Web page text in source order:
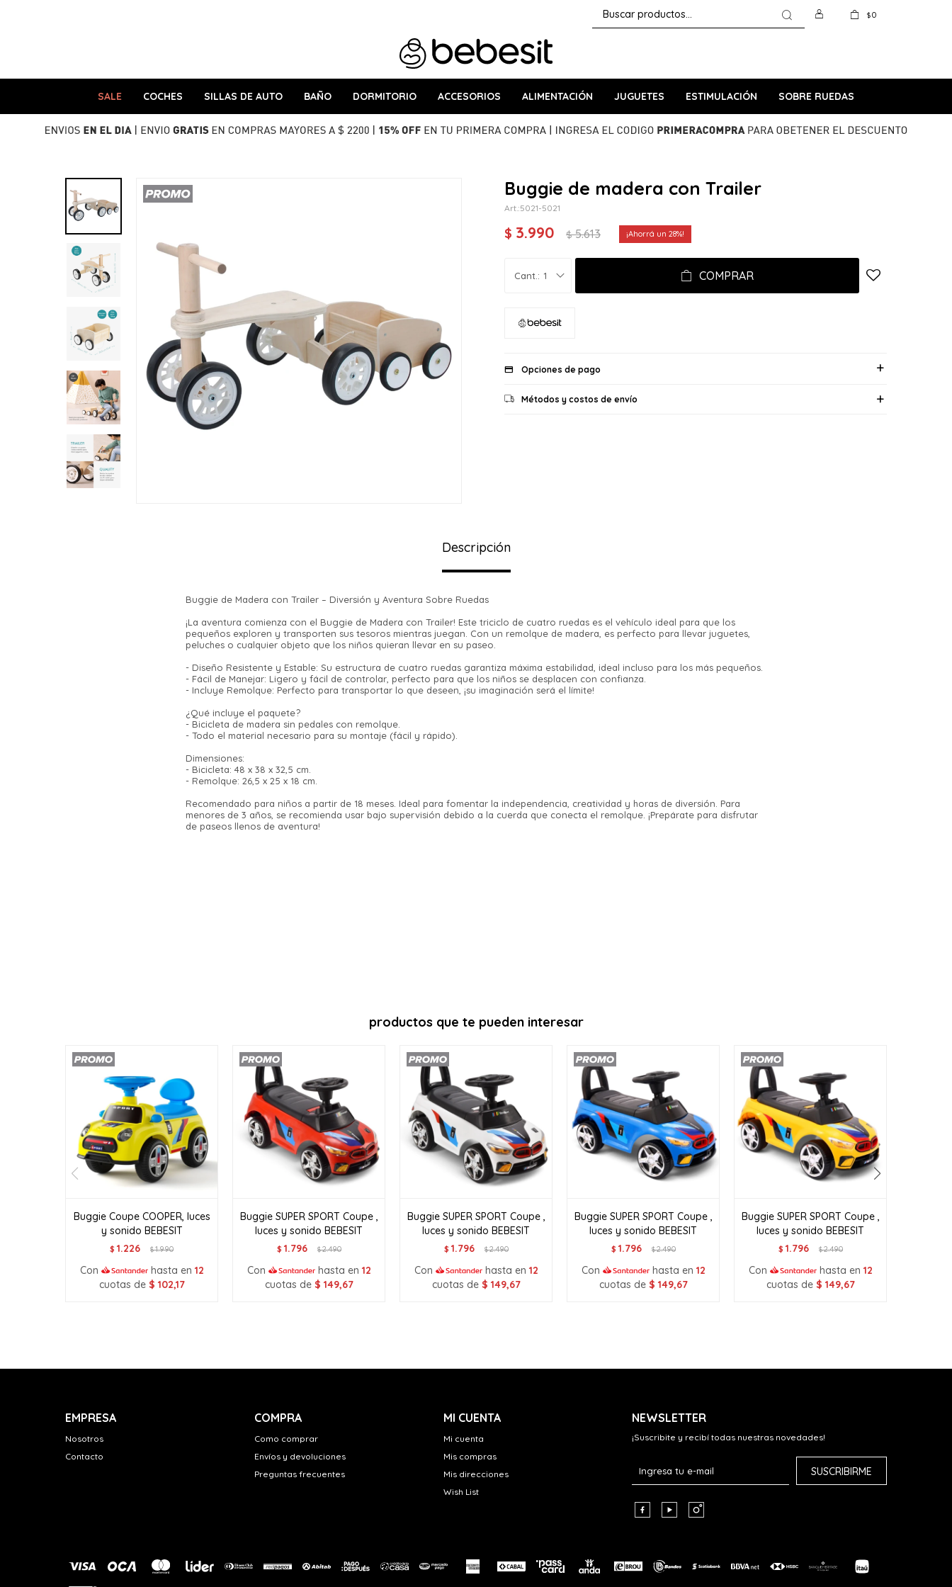
SALE COCHES SILLAS DE AUTO BAÑO DORMITORIO ACCESORIOS ALIMENTACIÓN JUGUETES ESTIMULACIÓN SOBRE RUEDAS
$0
Buggie de madera con Trailer
5021-5021
$ 3.990 $ 5.613 28
1 COMPRAR
Opciones de pago
Métodos y costos de envío
Descripción
Buggie de Madera con Trailer – Diversión y Aventura Sobre Ruedas
¡La aventura comienza con el Buggie de Madera con Trailer! Este triciclo de cuatro ruedas es el vehículo ideal para que los
pequeños exploren y transporten sus tesoros mientras juegan. Con un remolque de madera, es perfecto para llevar juguetes,
peluches o cualquier objeto que los niños quieran llevar en su paseo.
- Diseño Resistente y Estable: Su estructura de cuatro ruedas garantiza máxima estabilidad, ideal incluso para los más pequeños.
- Fácil de Manejar: Ligero y fácil de controlar, perfecto para que los niños se desplacen con confianza.
- Incluye Remolque: Perfecto para transportar lo que deseen, ¡su imaginación será el límite!
¿Qué incluye el paquete?
- Bicicleta de madera sin pedales con remolque.
- Todo el material necesario para su montaje (fácil y rápido).
Dimensiones:
- Bicicleta: 48 x 38 x 32,5 cm.
- Remolque: 26,5 x 25 x 18 cm.
Recomendado para niños a partir de 18 meses. Ideal para fomentar la independencia, creatividad y horas de diversión. Para
menores de 3 años, se recomienda usar bajo supervisión debido a la cuerda que conecta el remolque. ¡Prepárate para disfrutar
de paseos llenos de aventura!
productos que te pueden interesar
Buggie Coupe COOPER, luces
y sonido BEBESIT
$ 1.226 $1.990
Con hasta en 12
cuotas de $ 102,17
Buggie SUPER SPORT Coupe ,
luces y sonido BEBESIT
$ 1.796 $2.490
Con hasta en 12
cuotas de $ 149,67
Buggie SUPER SPORT Coupe ,
luces y sonido BEBESIT
$ 1.796 $2.490
Con hasta en 12
cuotas de $ 149,67
Buggie SUPER SPORT Coupe ,
luces y sonido BEBESIT
$ 1.796 $2.490
Con hasta en 12
cuotas de $ 149,67
Buggie SUPER SPORT Coupe ,
luces y sonido BEBESIT
$ 1.796 $2.490
Con hasta en 12
cuotas de $ 149,67
Después, hasta en 12
cuotas y sin tocar tu
¡Sumate a la forma más ágil de comprar!
Comprá en 3 cuotas sin recargo o hasta en
Cédula de identidad
Estás calificado para comprar usando Pago
Después.
Ups!
EMPRESA
Nosotros
Contacto
COMPRA
Como comprar
Envíos y devoluciones
Preguntas frecuentes
MI CUENTA
Mi cuenta
Mis compras
Mis direcciones
Wish List
NEWSLETTER
¡Suscribite y recibí todas nuestras novedades!
SUSCRIBIRME
  